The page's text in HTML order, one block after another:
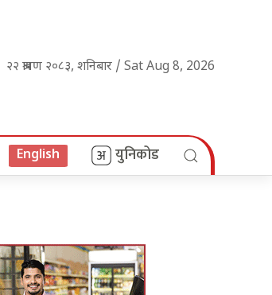
२२ श्रावण २०८३, शनिबार / Sat Aug 8, 2026
English युनिकोड